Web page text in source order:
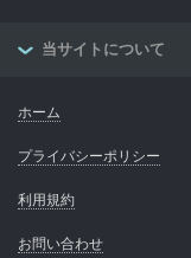
当サイトについて
ホーム
プライバシーポリシー
利用規約
お問い合わせ